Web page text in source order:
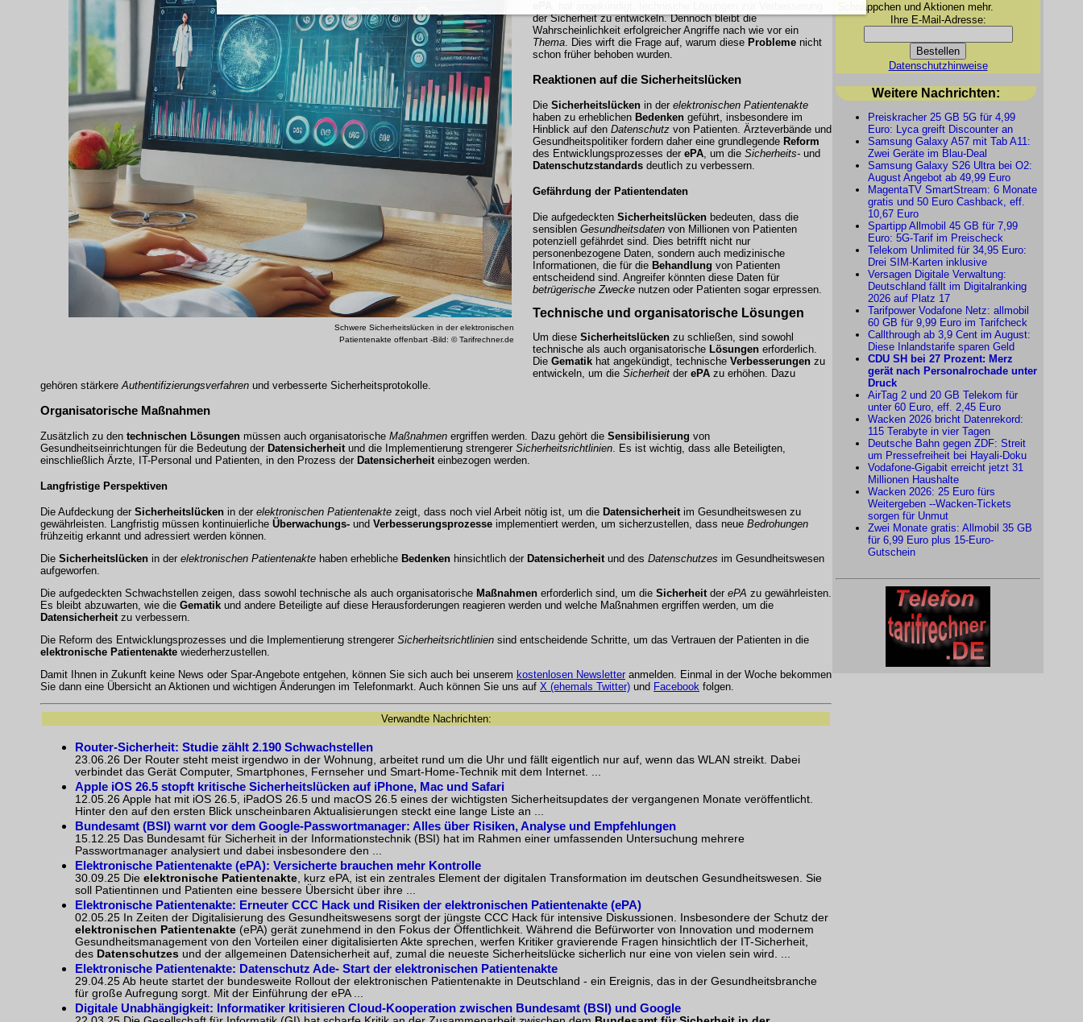
Schwere Sicherheitslücken in der elektronischen
Patientenakte offenbart -Bild: © Tarifrechner.de
der Sicherheit zu entwickeln. Dennoch bleibt die
Wahrscheinlichkeit erfolgreicher Angriffe nach wie vor ein
Thema. Dies wirft die Frage auf, warum diese Probleme nicht
schon früher behoben wurden.
Reaktionen auf die Sicherheitslücken
Die Sicherheitslücken in der elektronischen Patientenakte
haben zu erheblichen Bedenken geführt, insbesondere im
Hinblick auf den Datenschutz von Patienten. Ärzteverbände und
Gesundheitspolitiker fordern daher eine grundlegende Reform
des Entwicklungsprozesses der ePA , um die Sicherheits- und
Datenschutzstandards deutlich zu verbessern.
Gefährdung der Patientendaten
Die aufgedeckten Sicherheitslücken bedeuten, dass die
sensiblen Gesundheitsdaten von Millionen von Patienten
potenziell gefährdet sind. Dies betrifft nicht nur
personenbezogene Daten, sondern auch medizinische
Informationen, die für die Behandlung von Patienten
entscheidend sind. Angreifer könnten diese Daten für
betrügerische Zwecke nutzen oder Patienten sogar erpressen.
Technische und organisatorische Lösungen
Um diese Sicherheitslücken zu schließen, sind sowohl
technische als auch organisatorische Lösungen erforderlich.
Die Gematik hat angekündigt, technische Verbesserungen zu
entwickeln, um die Sicherheit der ePA zu erhöhen. Dazu
gehören stärkereAuthentifizierungsverfahren und verbesserte Sicherheitsprotokolle.
Organisatorische Maßnahmen
Zusätzlich zu den technischen Lösungen müssen auch organisatorische Maßnahmen ergriffen werden. Dazu gehört die Sensibilisierung von
Gesundheitseinrichtungen für die Bedeutung der Datensicherheit und die Implementierung strengerer Sicherheitsrichtlinien . Es ist wichtig, dass alle Beteiligten,
einschließlich Ärzte, IT-Personal und Patienten, in den Prozess der Datensicherheit einbezogen werden.
Langfristige Perspektiven
Die Aufdeckung der Sicherheitslücken in der elektronischen Patientenakte zeigt, dass noch viel Arbeit nötig ist, um die Datensicherheitim Gesundheitswesen zu
gewährleisten. Langfristig müssen kontinuierliche Überwachungs- und Verbesserungsprozesse implementiert werden, um sicherzustellen, dass neue Bedrohungen
frühzeitig erkannt und adressiert werden können.
Die Sicherheitslücken in der elektronischen Patientenakte haben erhebliche Bedenken hinsichtlich der Datensicherheitund des Datenschutzes im Gesundheitswesen
aufgeworfen.
Die aufgedeckten Schwachstellen zeigen, dass sowohl technische als auch organisatorische Maßnahmen erforderlich sind, um die Sicherheitder ePA zu gewährleisten.
Es bleibt abzuwarten, wie die Gematik und andere Beteiligte auf diese Herausforderungen reagieren werden und welche Maßnahmen ergriffen werden, um die
Datensicherheitzu verbessern.
Die Reform des Entwicklungsprozesses und die Implementierung strengerer Sicherheitsrichtlinien sind entscheidende Schritte, um das Vertrauen der Patienten in die
elektronische Patientenakte wiederherzustellen.
Damit Ihnen in Zukunft keine News oder Spar-Angebote entgehen, können Sie sich auch bei unserem kostenlosen Newsletter anmelden. Einmal in der Woche bekommen
Sie dann eine Übersicht an Aktionen und wichtigen Änderungen im Telefonmarkt. Auch können Sie uns auf X (ehemals Twitter) und Facebook folgen.
Verwandte Nachrichten:
Router-Sicherheit: Studie zählt 2.190 Schwachstellen
23.06.26 Der Router steht meist irgendwo in der Wohnung, arbeitet rund um die Uhr und fällt eigentlich nur auf, wenn das WLAN streikt. Dabei
verbindet das Gerät Computer, Smartphones, Fernseher und Smart-Home-Technik mit dem Internet. ...
Apple iOS 26.5 stopft kritische Sicherheitslücken auf iPhone, Mac und Safari
12.05.26 Apple hat mit iOS 26.5, iPadOS 26.5 und macOS 26.5 eines der wichtigsten Sicherheitsupdates der vergangenen Monate veröffentlicht.
Hinter den auf den ersten Blick unscheinbaren Aktualisierungen steckt eine lange Liste an ...
Bundesamt (BSI) warnt vor dem Google-Passwortmanager: Alles über Risiken, Analyse und Empfehlungen
15.12.25 Das Bundesamt für Sicherheit in der Informationstechnik (BSI) hat im Rahmen einer umfassenden Untersuchung mehrere
Passwortmanager analysiert und dabei insbesondere den ...
Elektronische Patientenakte (ePA): Versicherte brauchen mehr Kontrolle
30.09.25 Die elektronische Patientenakte , kurz ePA, ist ein zentrales Element der digitalen Transformation im deutschen Gesundheitswesen. Sie
soll Patientinnen und Patienten eine bessere Übersicht über ihre ...
Elektronische Patientenakte: Erneuter CCC Hack und Risiken der elektronischen Patientenakte (ePA)
02.05.25 In Zeiten der Digitalisierung des Gesundheitswesens sorgt der jüngste CCC Hack für intensive Diskussionen. Insbesondere der Schutz der
elektronischen Patientenakte (ePA) gerät zunehmend in den Fokus der Öffentlichkeit. Während die Befürworter von Innovation und modernem
Gesundheitsmanagement von den Vorteilen einer digitalisierten Akte sprechen, werfen Kritiker gravierende Fragen hinsichtlich der IT-Sicherheit
des Datenschutzes und der allgemeinen Datensicherheit auf, zumal die neueste Sicherheitslücke sicherlich nur eine von vielen sein wird. ...
Elektronische Patientenakte: Datenschutz Ade- Start der elektronischen Patientenakte
29.04.25 Ab heute startet der bundesweite Rollout der elektronischen Patientenakte in Deutschland - ein Ereignis, das in der Gesundheitsbranche
für große Aufregung sorgt. Mit der Einführung der ePA ...
Digitale Unabhängigkeit: Informatiker kritisieren Cloud-Kooperation zwischen Bundesamt (BSI) und Google
Schnäppchen und Aktionen mehr.
Ihre E-Mail-Adresse:
Datenschutzhinweise
Weitere Nachrichten:
Preiskracher 25 GB 5G für 4,99
Euro: Lyca greift Discounter an
Samsung Galaxy A57 mit Tab A11:
Zwei Geräte im Blau-Deal
Samsung Galaxy S26 Ultra bei O2:
August Angebot ab 49,99 Euro
MagentaTV SmartStream: 6 Monate
gratis und 50 Euro Cashback, eff.
10,67 Euro
Spartipp Allmobil 45 GB für 7,99
Euro: 5G-Tarif im Preischeck
Telekom Unlimited für 34,95 Euro:
Drei SIM-Karten inklusive
Versagen Digitale Verwaltung:
Deutschland fällt im Digitalranking
2026 auf Platz 17
Tarifpower Vodafone Netz: allmobil
60 GB für 9,99 Euro im Tarifcheck
Callthrough ab 3,9 Cent im August:
Diese Inlandstarife sparen Geld
CDU SH bei 27 Prozent: Merz
gerät nach Personalrochade unter
Druck
AirTag 2 und 20 GB Telekom für
unter 60 Euro, eff. 2,45 Euro
Wacken 2026 bricht Datenrekord:
115 Terabyte in vier Tagen
Deutsche Bahn gegen ZDF: Streit
um Pressefreiheit bei Hayali-Doku
Vodafone-Gigabit erreicht jetzt 31
Millionen Haushalte
Wacken 2026: 25 Euro fürs
Weitergeben --Wacken-Tickets
sorgen für Unmut
Zwei Monate gratis: Allmobil 35 GB
für 6,99 Euro plus 15-Euro-
Gutschein